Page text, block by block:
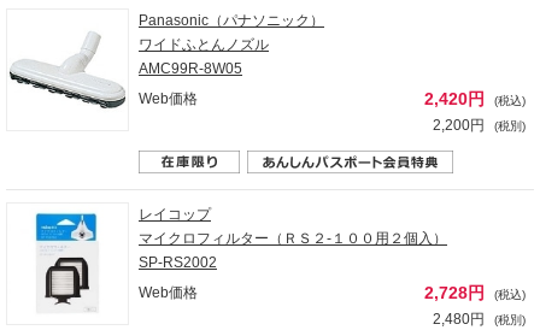
Panasonic（パナソニック）
ワイドふとんノズル
AMC99R-8W05
Web価格
2,420円 (税込)
2,200円 (税別)
レイコップ
マイクロフィルター（ＲＳ２‐１００用２個入）
SP-RS2002
Web価格
2,728円 (税込)
2,480円 (税別)